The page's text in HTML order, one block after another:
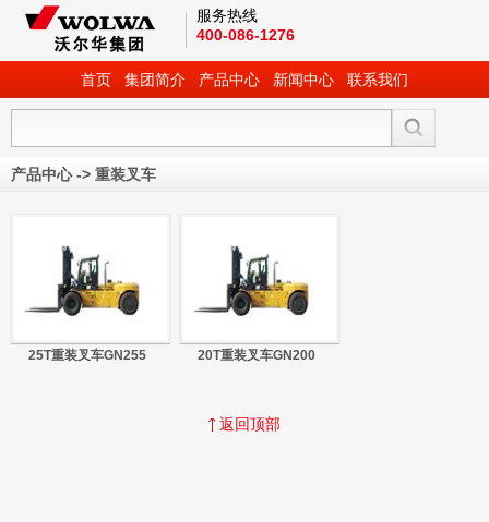
服务热线
400-086-1276
首页 集团简介 产品中心 新闻中心 联系我们
产品中心-> 重装叉车
25T重装叉车GN255 20T重装叉车GN200
返回顶部